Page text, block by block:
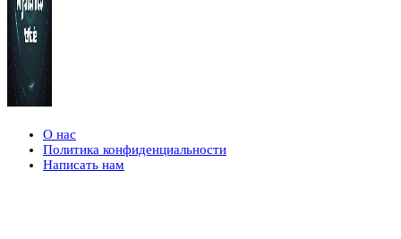
О нас
Политика конфиденциальности
Написать нам